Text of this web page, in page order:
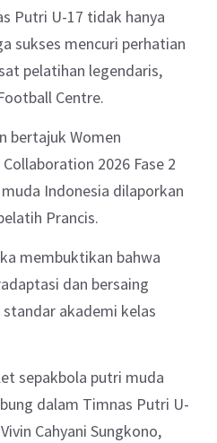
Putri U-17 tidak hanya
sukses mencuri perhatian
pelatihan legendaris,
Centre.
bertajuk Women
2026 Fase 2
Indonesia dilaporkan
Prancis.
membuktikan bahwa
dan bersaing
akademi kelas
sepakbola putri muda
dalam Timnas Putri U-
Cahyani Sungkono,